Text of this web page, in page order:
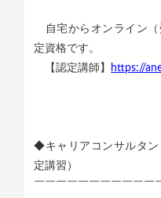
自宅からオンライン（
定資格です。
【認定講師】
https://
◆キャリアコンサルタ
定講習）
￣￣￣￣￣￣￣￣￣￣￣